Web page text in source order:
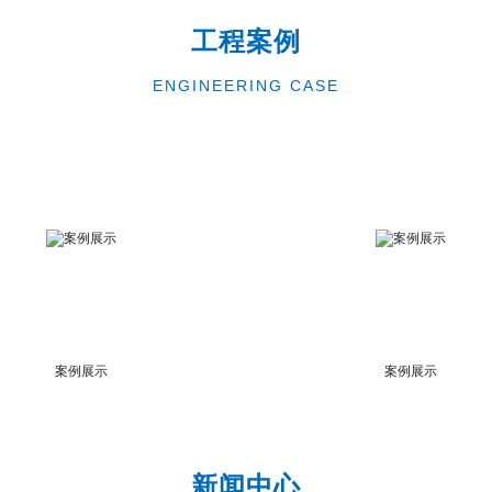
工程案例
ENGINEERING CASE
案例展示 案例展示
新闻中心